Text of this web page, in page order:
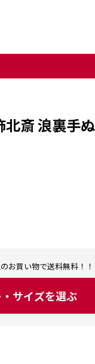
斎 浪裏手
お買い物で送料無料！！
サイズを選ぶ